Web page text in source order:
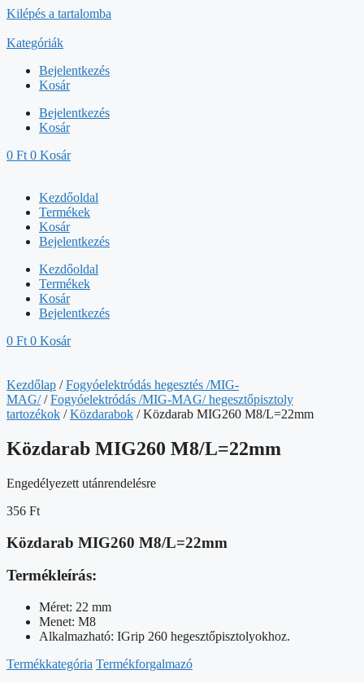
Kilépés a tartalomba
Kategóriák
Bejelentkezés
Kosár
Bejelentkezés
Kosár
0 Ft 0 Kosár
Kezdőoldal
Termékek
Kosár
Bejelentkezés
Kezdőoldal
Termékek
Kosár
Bejelentkezés
0 Ft 0 Kosár
Kezdőlap /Fogyóelektródás hegesztés /MIG-
MAG//Fogyóelektródás /MIG-MAG/ hegesztőpisztoly
tartozékok /Közdarabok / Közdarab MIG260 M8/L=22mm
Közdarab MIG260 M8/L=22mm
Engedélyezett utánrendelésre
356 Ft
Közdarab MIG260 M8/L=22mm
Termékleírás:
Méret: 22 mm
Menet: M8
Alkalmazható: IGrip 260 hegesztőpisztolyokhoz.
Termékkategória Termékforgalmazó